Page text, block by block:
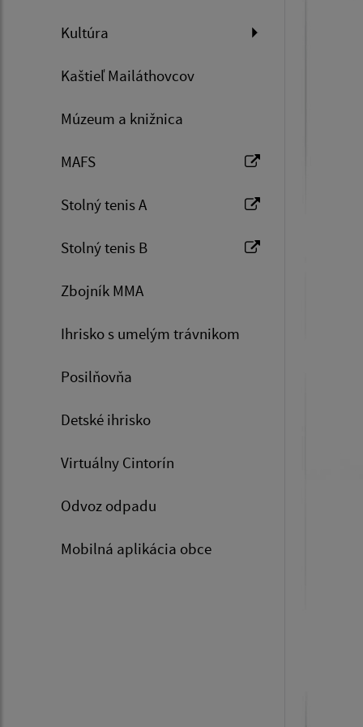
Kultúra
Kaštieľ Mailáthovcov
Múzeum a knižnica
MAFS
Stolný tenis A
Stolný tenis B
Zbojník MMA
Ihrisko s umelým trávnikom
Posilňovňa
Detské ihrisko
Virtuálny Cintorín
Odvoz odpadu
Mobilná aplikácia obce